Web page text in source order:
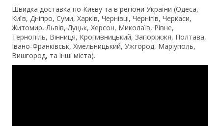
Швидка доставка по Києву та в регіони України (Одеса,
Київ, Дніпро, Суми, Харків, Чернівці, Чернігів, Черкаси,
Житомир, Львів, Луцьк, Херсон, Миколаїв, Рівне,
Тернопіль, Вінниця, Кропивницький, Запоріжжя, Полтава,
Івано-Франківськ, Хмельницький, Ужгород, Маріуполь,
Вишгород, та інші міста).